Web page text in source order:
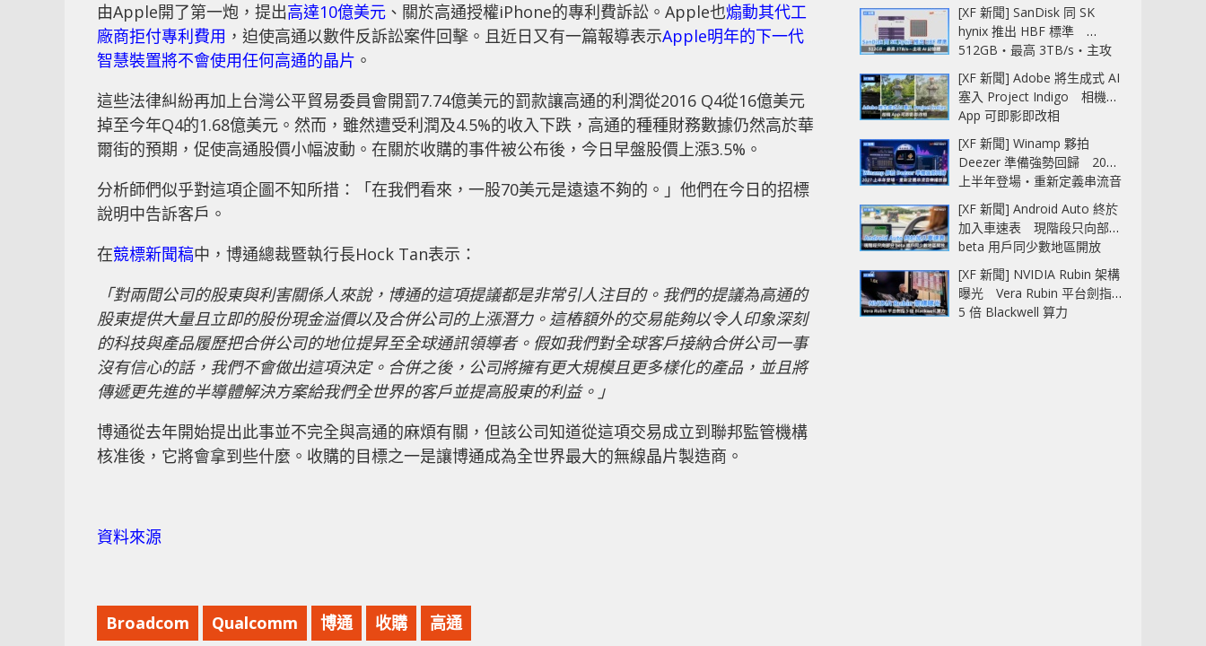
由Apple開了第一炮，提出高達10億美元 、關於高通授權iPhone的專利費訴訟。Apple也煽動其代工
廠商拒付專利費用 ，迫使高通以數件反訴訟案件回擊。且近日又有一篇報導表示Apple明年的下一代
智慧裝置將不會使用任何高通的晶片 。
這些法律糾紛再加上台灣公平貿易委員會開罰7.74億美元的罰款讓高通的利潤從2016 Q4從16億美元
掉至今年Q4的1.68億美元。然而，雖然遭受利潤及4.5%的收入下跌，高通的種種財務數據仍然高於華
爾街的預期，促使高通股價小幅波動。在關於收購的事件被公布後，今日早盤股價上漲3.5%。
分析師們似乎對這項企圖不知所措：「在我們看來，一股70美元是遠遠不夠的。」他們在今日的招標
說明中告訴客戶。
在競標新聞稿中，博通總裁暨執行長Hock Tan表示：
「對兩間公司的股東與利害關係人來說，博通的這項提議都是非常引人注目的。我們的提議為高通的
股東提供大量且立即的股份現金溢價以及合併公司的上漲潛力。這樁額外的交易能夠以令人印象深刻
的科技與產品履歷把合併公司的地位提昇至全球通訊領導者。假如我們對全球客戶接納合併公司一事
沒有信心的話，我們不會做出這項決定。合併之後，公司將擁有更大規模且更多樣化的產品，並且將
傳遞更先進的半導體解決方案給我們全世界的客戶並提高股東的利益。」
博通從去年開始提出此事並不完全與高通的麻煩有關，但該公司知道從這項交易成立到聯邦監管機構
核准後，它將會拿到些什麼。收購的目標之一是讓博通成為全世界最大的無線晶片製造商。
資料來源
Broadcom Qualcomm 博通 收購 高通
[XF 新聞] SanDisk 同 SK
hynix 推出 HBF 標準
512GB‧最高 3TB/s‧主攻
AI 記憶體
[XF 新聞] Adobe 將生成式 AI
塞入 Project Indigo 相機
App 可即影即改相
[XF 新聞] Winamp 夥拍
Deezer 準備強勢回歸 2027
上半年登場‧重新定義串流音
樂播放器
[XF 新聞] Android Auto 終於
加入車速表 現階段只向部分
beta 用戶同少數地區開放
[XF 新聞] NVIDIA Rubin 架構
曝光 Vera Rubin 平台劍指
5 倍 Blackwell 算力